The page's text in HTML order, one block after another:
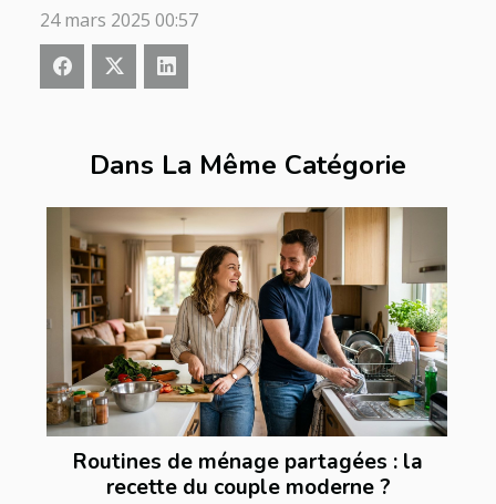
Dans La Même Catégorie
Routines de ménage partagées : la
recette du couple moderne ?
24 mars 2025 00:57